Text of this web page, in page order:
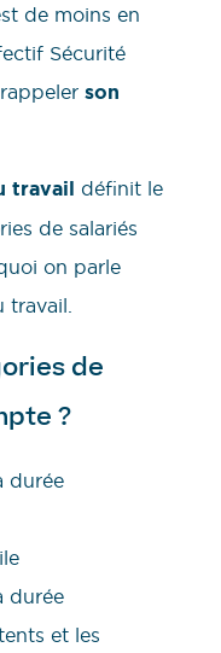
de moins en
Sécurité
son
travail définit le
de salariés
on parle
travail.
de
?
durée
durée
et les